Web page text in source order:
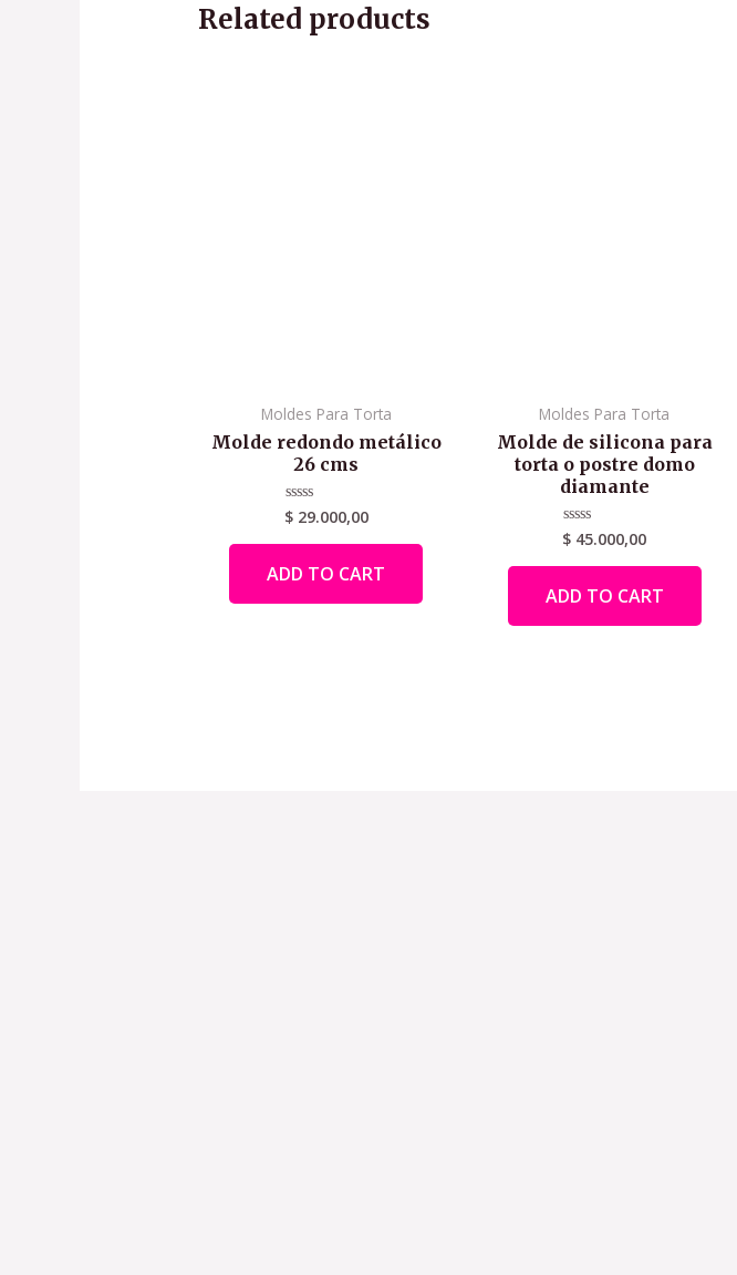
Related products
Moldes Para Torta
Molde redondo metálico
26 cms
Rated
0
out
5
$29.000,00
ADD TO CART
Moldes Para Torta
Molde de silicona para
torta o postre domo
diamante
Rated
0
out
5
$ 45.000,00
ADD TO CART